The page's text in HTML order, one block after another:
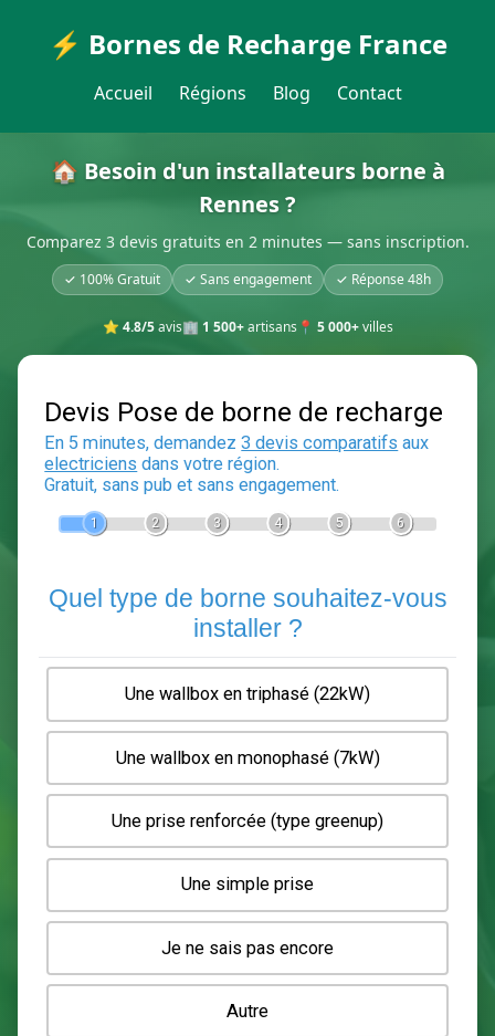
⚡ Bornes de Recharge France
Accueil Régions Blog Contact
🏠 Besoin d'un installateurs borne à
Rennes ?
Comparez 3 devis gratuits en 2 minutes — sans inscription.
✓ 100% Gratuit ✓ Sans engagement ✓ Réponse 48h
⭐ 4.8/5avis🏢 1 500+artisans 📍 5 000+villes
Devis Pose de borne de
En 5 minutes, demandez3 devis comparatifs
Gratuit, sans pub et sans engagement.
2 3 6
Quel type de borne souhaitez-
installer ?
Une wallbox en triphasé (22kW)
Une wallbox en monophasé (7kW)
Une prise renforcée (type greenup)